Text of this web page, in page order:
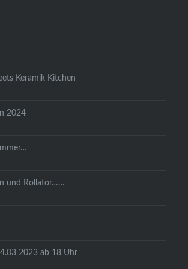
Keramik Kitchen
2024
und Rollator……
2023 ab 18 Uhr